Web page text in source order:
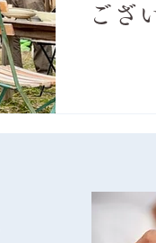
ござ